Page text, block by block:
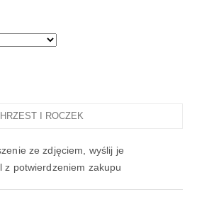
ze zdjęciem, wyślij je
z potwierdzeniem zakupu